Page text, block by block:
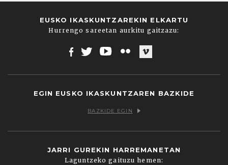
EUSKO IKASKUNTZAREKIN ELKARTU
Hurrengo sareetan aurkitu gaitzazu:
EGIN EUSKO IKASKUNTZAREN BAZKIDE
BAZKIDE EGIN
JARRI GUREKIN HARREMANETAN
Laguntzeko gaituzu hemen: